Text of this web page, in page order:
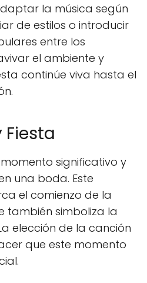
la música según
de estilos o introducir
entre los
el ambiente y
continúe viva hasta el
Fiesta
significativo y
una boda. Este
el comienzo de la
también simboliza la
elección de la canción
que este momento